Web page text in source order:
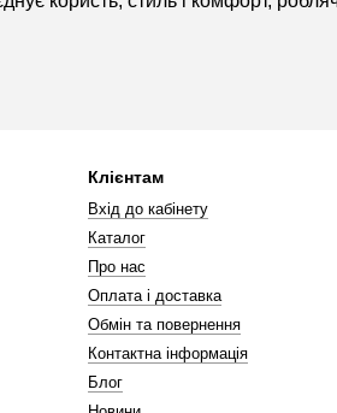
Клієнтам
Вхід до кабінету
Каталог
Про нас
Оплата і доставка
Обмін та повернення
Контактна інформація
Блог